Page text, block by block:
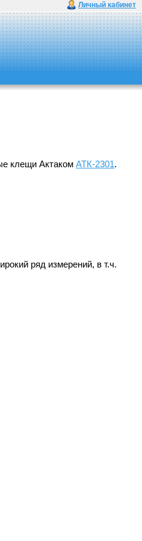
Личный кабинет
клещи Актаком АТК-2301.
ряд измерений, в т.ч.